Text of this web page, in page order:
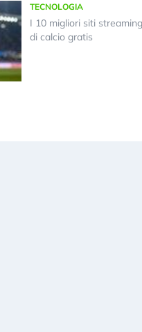
TECNOLOGIA
I 10 migliori siti
di calcio gratis